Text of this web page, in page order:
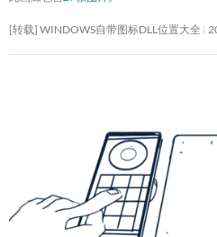
[转载] WINDOWS自带图标DLL位置大全